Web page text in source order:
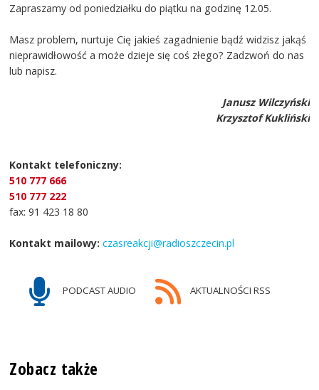
Zapraszamy od poniedziałku do piątku na godzinę 12.05.
Masz problem, nurtuje Cię jakieś zagadnienie bądź widzisz jakąś
nieprawidłowość a może dzieje się coś złego? Zadzwoń do nas
lub napisz.
Janusz Wilczyński
Krzysztof Kukliński
Kontakt telefoniczny:
510 777 666
510 777 222
fax: 91 423 18 80
Kontakt mailowy: czasreakcji@radioszczecin.pl
PODCAST AUDIO AKTUALNOŚCI RSS
Zobacz także